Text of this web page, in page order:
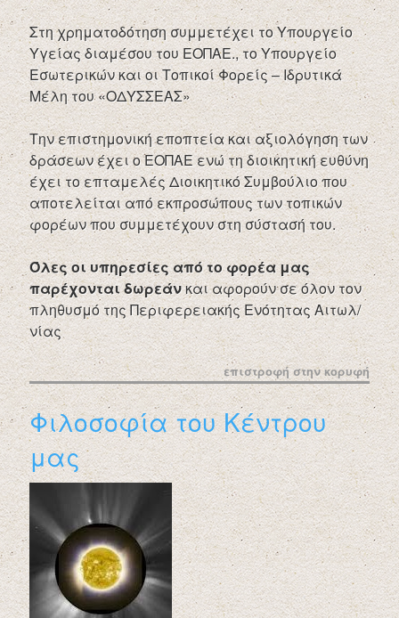
Στη χρηματοδότηση συμμετέχει το Υπουργείο
Υγείας διαμέσου του ΕΟΠΑΕ., το Υπουργείο
Εσωτερικών και οι Τοπικοί Φορείς – Ιδρυτικά
Μέλη του «ΟΔΥΣΣΕΑΣ»
Την επιστημονική εποπτεία και αξιολόγηση των
δράσεων έχει ο ΕΟΠΑΕ ενώ τη διοικητική ευθύνη
έχει το επταμελές Διοικητικό Συμβούλιο που
αποτελείται από εκπροσώπους των τοπικών
φορέων που συμμετέχουν στη σύστασή του.
Όλες οι υπηρεσίες από το φορέα μας
παρέχονται δωρεάνκαι αφορούν σε όλον τον
πληθυσμό της Περιφερειακής Ενότητας Αιτωλ/
νίας
επιστροφή στην κορυφή
Φιλοσοφία του Κέντρου
μας